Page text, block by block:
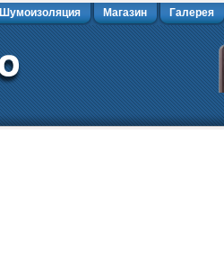
Шумоизоляция Магазин Галерея